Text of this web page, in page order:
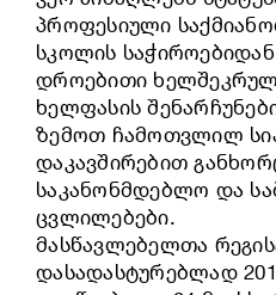
პროფესიული
სკოლის
დროებითი
ხელფასის
ზემოთ ჩამოთვლილ
დაკავშირებით
საკანონმდებლო და
ცვლილებები.
მასწავლებელთა
დასადასტურებლად